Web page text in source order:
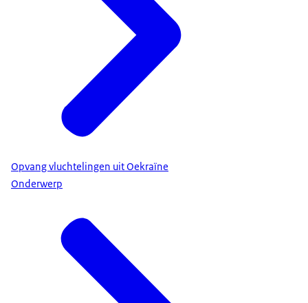
Opvang vluchtelingen uit Oekraïne
Onderwerp